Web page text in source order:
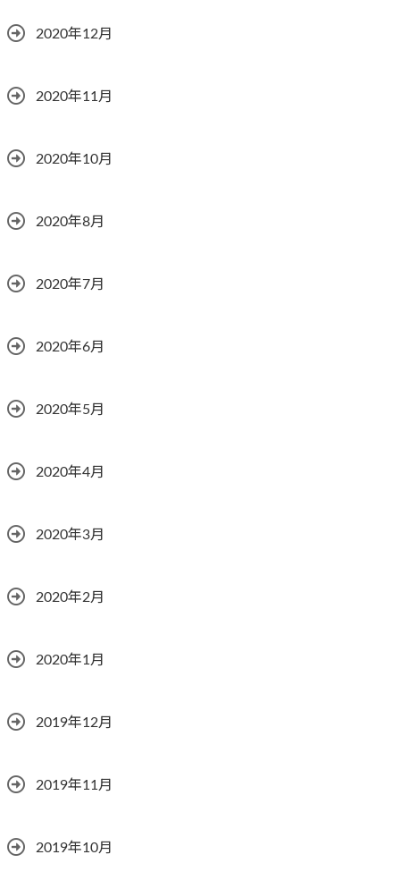
2020年12月
2020年11月
2020年10月
2020年8月
2020年7月
2020年6月
2020年5月
2020年4月
2020年3月
2020年2月
2020年1月
2019年12月
2019年11月
2019年10月